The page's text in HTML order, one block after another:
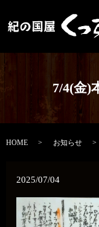
7/4(金)
HOME お知らせ
2025/07/04